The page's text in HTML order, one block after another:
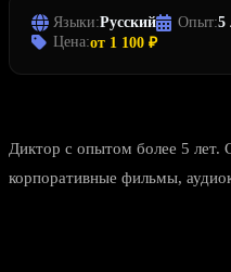
Языки:Русский Опыт:5
Цена:от 1 100 ₽
Диктор с опытом более 5 лет.
корпоративные фильмы,